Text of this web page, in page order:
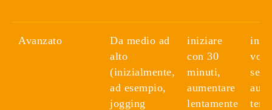
Avanzato
Da medio ad
alto
(inizialmente,
ad esempio,
jogging
iniziare
con 30
minuti,
aumentare
lentamente